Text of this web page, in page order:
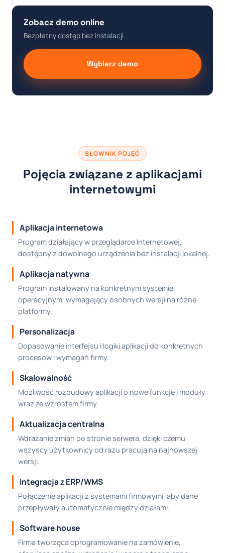
Zobacz demo online
Bezpłatny dostęp bez instalacji.
Wybierz demo
SŁOWNIK POJĘĆ
Pojęcia związane z aplikacjami
internetowymi
Aplikacja internetowa
Program działający w przeglądarce Internetowej,
dostępny z dowolnego urządzenia bez instalacji lokalnej.
Aplikacja natywna
Program instalowany na konkretnym systemie
operacyjnym, wymagający osobnych wersji na różne
platformy.
Personalizacja
Dopasowanie interfejsu i logiki aplikacji do konkretnych
procesów i wymagań firmy.
Skalowalność
Możliwość rozbudowy aplikacji o nowe funkcje i moduły
wraz ze wzrostem firmy.
Aktualizacja centralna
Wdrażanie zmian po stronie serwera, dzięki czemu
wszyscy użytkownicy od razu pracują na najnowszej
wersji.
Integracja z ERP/WMS
Połączenie aplikacji z systemami firmowymi, aby dane
przepływały automatycznie między działami.
Software house
Firma tworząca oprogramowanie na zamówienie,